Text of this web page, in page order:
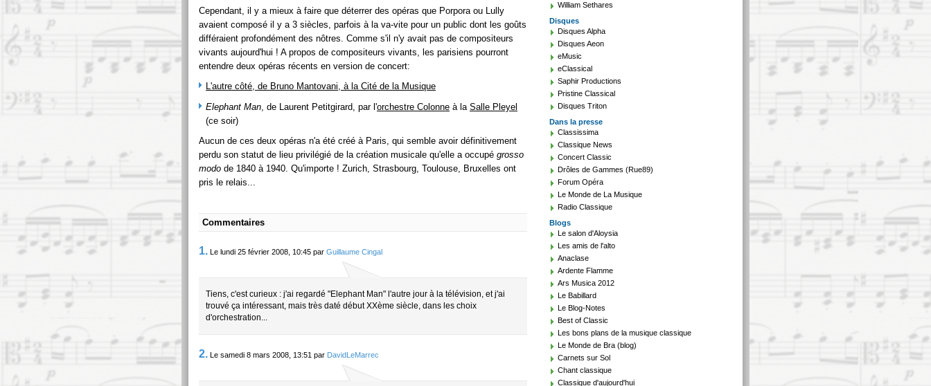
Cependant, il y a mieux à faire que déterrer des opéras que Porpora ou Lully
avaient composé il y a 3 siècles, parfois à la va-vite pour un public dont les goûts
différaient profondément des nôtres. Comme s'il n'y avait pas de compositeurs
vivants aujourd'hui ! A propos de compositeurs vivants, les parisiens pourront
entendre deux opéras récents en version de concert:
L'autre côté, de Bruno Mantovani, à la Cité de la Musique
Elephant Man, de Laurent Petitgirard, par l'orchestre Colonne à la Salle Pleyel
(ce soir)
Aucun de ces deux opéras n'a été créé à Paris, qui semble avoir définitivement
perdu son statut de lieu privilégié de la création musicale qu'elle a occupé grosso
modo de 1840 à 1940. Qu'importe ! Zurich, Strasbourg, Toulouse, Bruxelles ont
pris le relais...
Commentaires
1. Le lundi 25 février 2008, 10:45 par Guillaume Cingal
Tiens, c'est curieux : j'ai regardé "Elephant Man" l'autre jour à la télévision, et j'ai
trouvé ça intéressant, mais très daté début XXème siècle, dans les choix
d'orchestration...
2. Le samedi 8 mars 2008, 13:51 par DavidLeMarrec
William Sethares
Disques
Disques Alpha
Disques Aeon
eMusic
eClassical
Saphir Productions
Pristine Classical
Disques Triton
Dans la presse
Classissima
Classique News
Concert Classic
Drôles de Gammes (Rue89)
Forum Opéra
Le Monde de La Musique
Radio Classique
Blogs
Le salon d'Aloysia
Les amis de l'alto
Anaclase
Ardente Flamme
Ars Musica 2012
Le Babillard
Le Blog-Notes
Best of Classic
Les bons plans de la musique classique
Le Monde de Bra (blog)
Carnets sur Sol
Chant classique
Classique d'aujourd'hui